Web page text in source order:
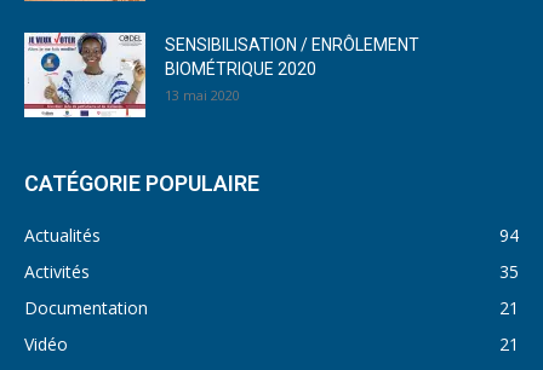
SENSIBILISATION / ENRÔLEMENT
BIOMÉTRIQUE 2020
13 mai 2020
CATÉGORIE POPULAIRE
Actualités
94
Activités
35
Documentation
21
Vidéo
21